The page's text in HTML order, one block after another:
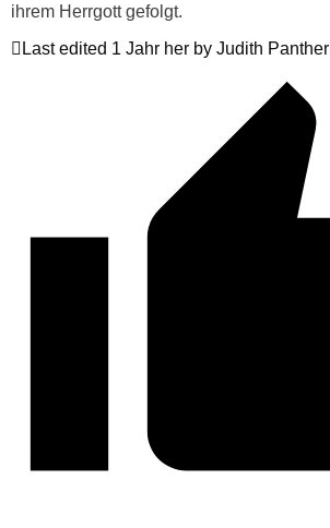
ihrem Herrgott gefolgt.
Last edited 1 Jahr her by Judith Panther